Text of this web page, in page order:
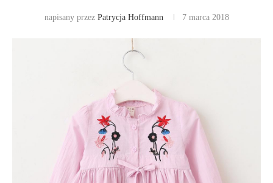
napisany przez Patrycja Hoffmann 7 marca 2018